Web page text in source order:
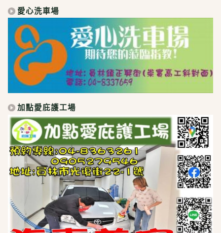
愛心洗車場
加點愛庇護工場